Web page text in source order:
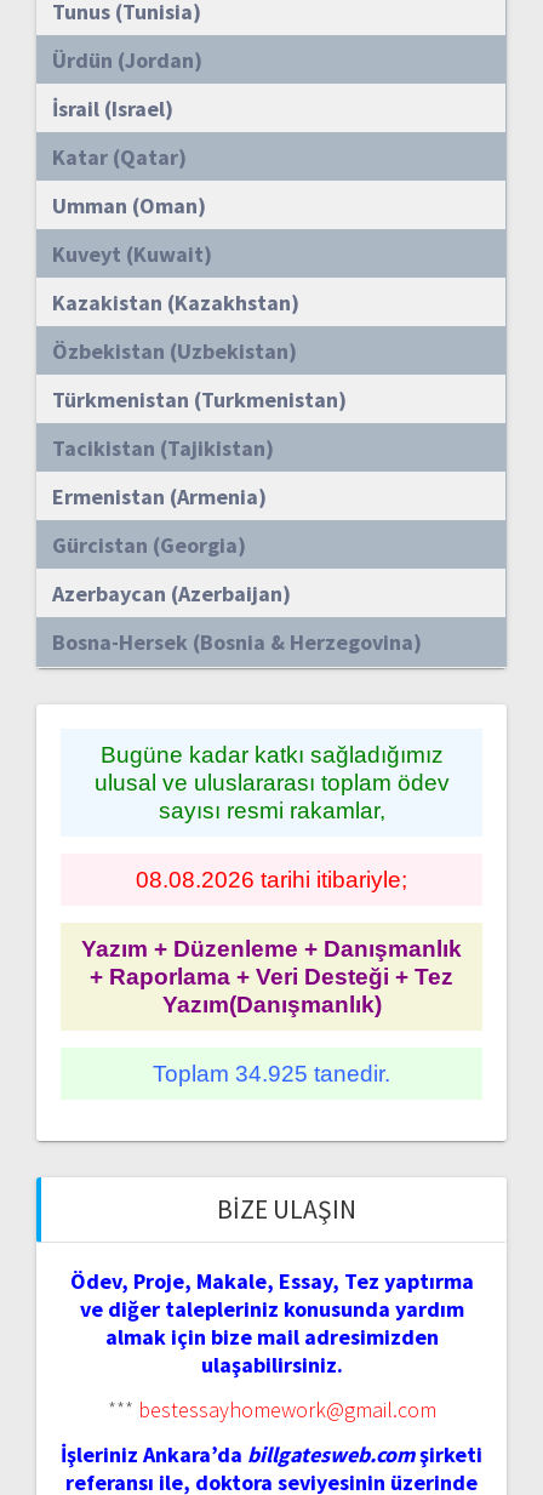
Tunus (Tunisia)
Ürdün (Jordan)
İsrail (Israel)
Katar (Qatar)
Umman (Oman)
Kuveyt (Kuwait)
Kazakistan (Kazakhstan)
Özbekistan (Uzbekistan)
Türkmenistan (Turkmenistan)
Tacikistan (Tajikistan)
Ermenistan (Armenia)
Gürcistan (Georgia)
Azerbaycan (Azerbaijan)
Bosna-Hersek (Bosnia & Herzegovina)
Bugüne kadar katkı sağladığımız
ulusal ve uluslararası toplam ödev
sayısı resmi rakamlar,
08.08.2026 tarihi itibariyle;
Yazım + Düzenleme + Danışmanlık
+ Raporlama + Veri Desteği + Tez
Yazım(Danışmanlık)
Toplam 34.925 tanedir.
BIZE ULAŞIN
Ödev, Proje, Makale, Essay, Tez yaptırma
ve diğer talepleriniz konusunda yardım
almak için bize mail adresimizden
ulaşabilirsiniz.
*** bestessayhomework@gmail.com
İşleriniz Ankara’da billgatesweb.comşirketi
referansı ile, doktora seviyesinin üzerinde